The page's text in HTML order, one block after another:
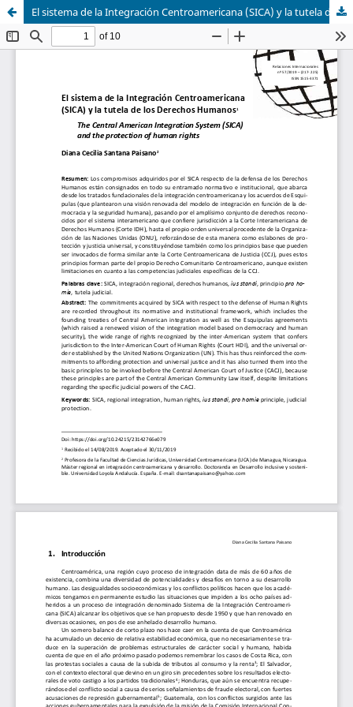
El sistema de la Integración Centroamericana (SICA) y la tutela de los Derechos Humanos